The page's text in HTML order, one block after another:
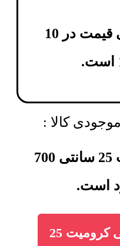
آخرین بروزرسانی قیمت در 10
کالا :
فوم سقفی کرومیت 25 سانتی 700
است.
افزودن فوم سقفی کرومیت 25